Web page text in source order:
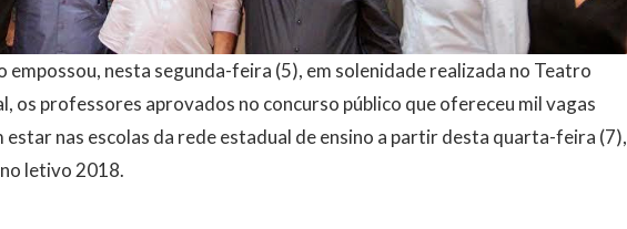
nesta segunda-feira (5), em solenidade realizada no Teatro
os professores aprovados no concurso público que ofereceu mil vagas
estar nas escolas da rede estadual de ensino a partir desta quarta-feira (7),
letivo 2018.